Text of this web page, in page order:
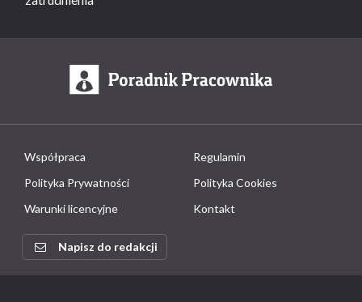
Współpraca
Regulamin
Polityka Prywatności
Polityka Cookies
Warunki licencyjne
Kontakt
Napisz do redakcji